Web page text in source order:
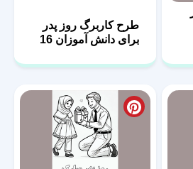
طرح کاربرگ روز پدر
برای دانش آموزان 16